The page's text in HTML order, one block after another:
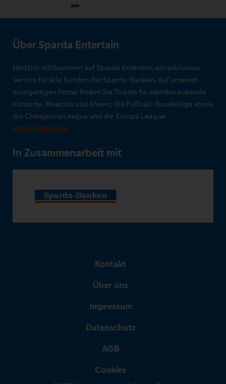
Über Sparda Entertain
Herzlich willkommen auf Sparda Entertain, ein exklusiver
Service für alle Kunden der Sparda-Banken. Auf unserem
einzigartigen Portal finden Sie Tickets für atemberaubende
Konzerte, Musicals und Shows, die Fußball-Bundesliga sowie
die Champions League und die Europa League.
MEHR ÜBER UNS
In Zusammenarbeit mit
Kontakt
Über uns
Impressum
Datenschutz
AGB
Cookies